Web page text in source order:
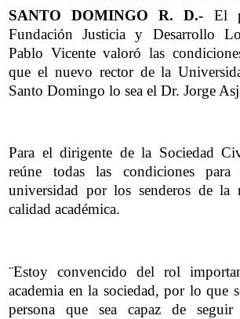
SANTO DOMINGO R. D.- El
Fundación Justicia y Desarrollo
Pablo Vicente valoró las
que el nuevo rector de la
Santo Domingo lo sea el Dr. Jorge
Para el dirigente de la Sociedad
reúne todas las condiciones
universidad por los senderos de la
calidad académica.
¨Estoy convencido del rol
academia en la sociedad, por lo que
persona que sea capaz de